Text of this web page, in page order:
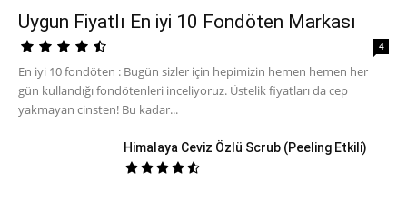
Uygun Fiyatlı En iyi 10 Fondöten Markası
4
En iyi 10 fondöten : Bugün sizler için hepimizin hemen hemen her
gün kullandığı fondötenleri inceliyoruz. Üstelik fiyatları da cep
yakmayan cinsten! Bu kadar...
Himalaya Ceviz Özlü Scrub (Peeling Etkili)